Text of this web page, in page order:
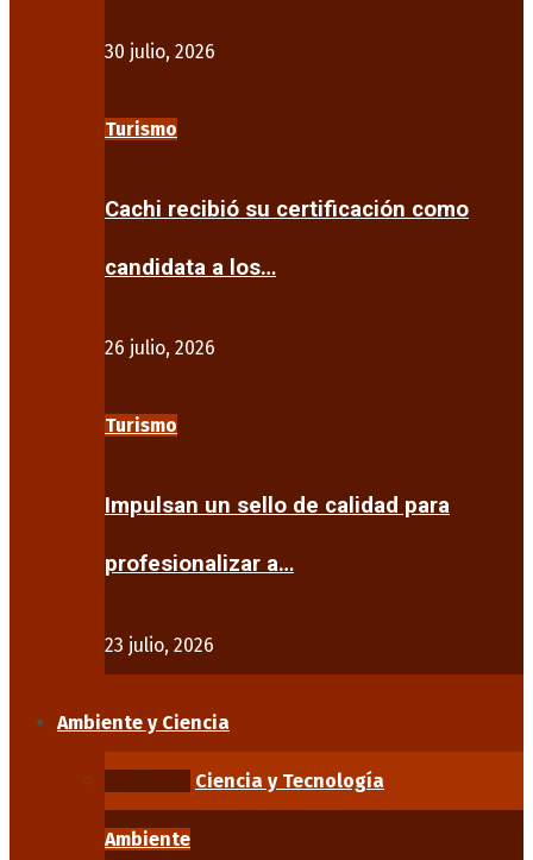
30 julio, 2026
Turismo
Cachi recibió su certificación como
candidata a los…
26 julio, 2026
Turismo
Impulsan un sello de calidad para
profesionalizar a…
23 julio, 2026
Ambiente y Ciencia
Ciencia y Tecnología
Ambiente